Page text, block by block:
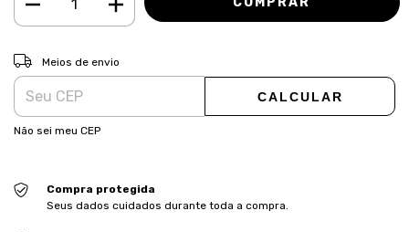
Entregas para o CEP:
Meios de envio
CALCULAR
Não sei meu CEP
Compra protegida
Seus dados cuidados durante toda a compra.